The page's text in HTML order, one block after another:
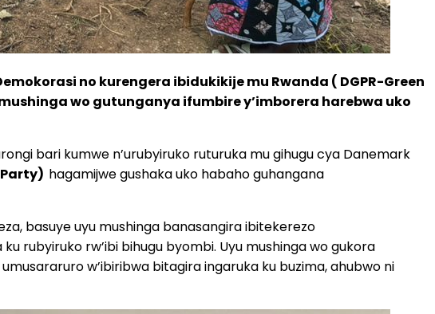
no kurengera ibidukikije mu Rwanda ( DGPR-Green
wo gutunganya ifumbire y’imborera harebwa uko
bari kumwe n’urubyiruko ruturuka mu gihugu cya Danemark
Party) hagamijwe gushaka uko habaho guhangana
basuye uyu mushinga banasangira ibitekerezo
rubyiruko rw’ibi bihugu byombi. Uyu mushinga wo gukora
w’ibiribwa bitagira ingaruka ku buzima, ahubwo ni